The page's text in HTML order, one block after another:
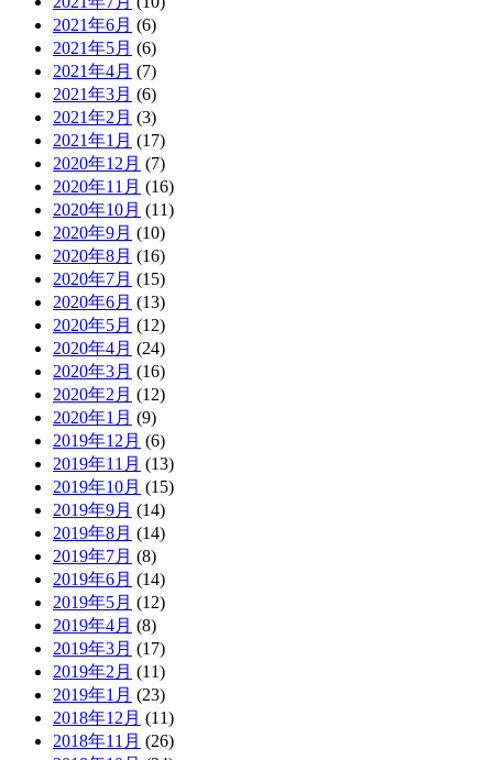
2021年6月 (6)
2021年5月 (6)
2021年4月 (7)
2021年3月 (6)
2021年2月 (3)
2021年1月 (17)
2020年12月 (7)
2020年11月 (16)
2020年10月 (11)
2020年9月 (10)
2020年8月 (16)
2020年7月 (15)
2020年6月 (13)
2020年5月 (12)
2020年4月 (24)
2020年3月 (16)
2020年2月 (12)
2020年1月 (9)
2019年12月 (6)
2019年11月 (13)
2019年10月 (15)
2019年9月 (14)
2019年8月 (14)
2019年7月 (8)
2019年6月 (14)
2019年5月 (12)
2019年4月 (8)
2019年3月 (17)
2019年2月 (11)
2019年1月 (23)
2018年12月 (11)
2018年11月 (26)